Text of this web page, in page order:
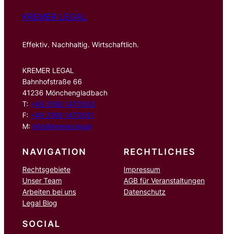
KREMER LEGAL
Effektiv. Nachhaltig. Wirtschaftlich.
KREMER LEGAL
Bahnhofstraße 66
41236 Mönchengladbach
T: +49 2166 1470500
F: +49 2166 1470501
M: info@kremer.legal
NAVIGATION
Rechtsgebiete
Unser Team
Arbeiten bei uns
Legal Blog
RECHTLICHES
Impressum
AGB für Veranstaltungen
Datenschutz
SOCIAL